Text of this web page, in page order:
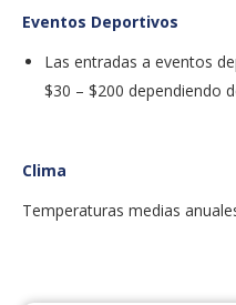
Eventos Deportivos
Las entradas a eventos
$30 – $200 dependiendo
Clima
Temperaturas medias